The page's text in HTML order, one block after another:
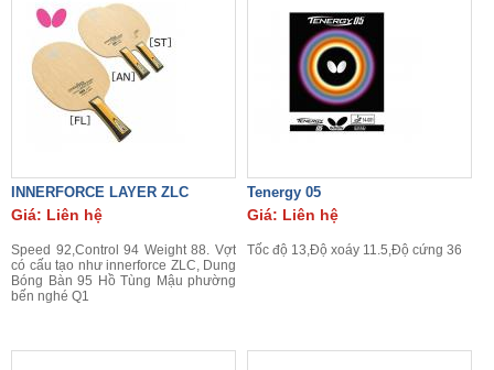
INNERFORCE LAYER ZLC
Giá: Liên hệ
Speed 92,Control 94 Weight 88. Vợt
có cấu tạo như innerforce ZLC, Dung
Bóng Bàn 95 Hồ Tùng Mậu phường
bến nghé Q1
Tenergy 05
Giá: Liên hệ
Tốc độ 13,Độ xoáy 11.5,Độ cứng 36